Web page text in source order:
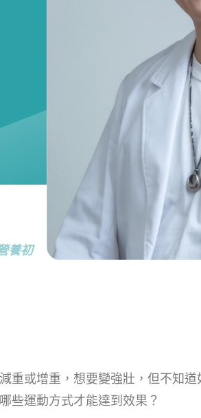
養初
重或增重，想要變強壯，但不知
些運動方式才能達到效果？